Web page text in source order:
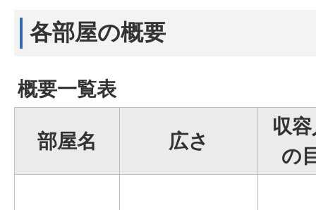
各部屋の概要
概要一覧表
部屋名 広さ
収
の